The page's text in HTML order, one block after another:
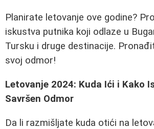
Planirate letovanje ove godine?
iskustva putnika koji odlaze u
Tursku i druge destinacije.
svoj odmor!
Letovanje 2024: Kuda Ići i Kako
Savršen Odmor
Da li razmišljate kuda otići na